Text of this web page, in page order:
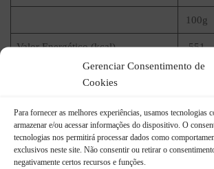
Gerenciar Consentimento de
Cookies
Para fornecer as melhores experiências, usamos tecnologias
armazenar e/ou acessar informações do dispositivo. O
tecnologias nos permitirá processar dados como
exclusivos neste site. Não consentir ou retirar o
negativamente certos recursos e funções.
100g
Valor Energético (kcal) 551
Gorduras Totais (g) 37
Gorduras Saturadas (g) 18